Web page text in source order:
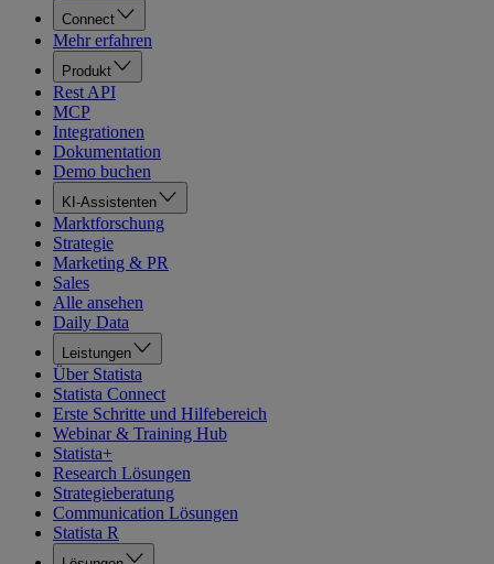
Connect
Mehr erfahren
Produkt
Rest API
MCP
Integrationen
Dokumentation
Demo buchen
KI-Assistenten
Marktforschung
Strategie
Marketing & PR
Sales
Alle ansehen
Daily Data
Leistungen
Über Statista
Statista Connect
Erste Schritte und Hilfebereich
Webinar & Training Hub
Statista+
Research Lösungen
Strategieberatung
Communication Lösungen
Statista R